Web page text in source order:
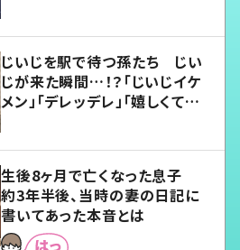
じいじを駅で待つ孫たち じい
じが来た瞬間…！？「じいじイケ
メン」「デレッデレ」「嬉しくて可
生後8ヶ月で亡くなった息子
約3年半後、当時の妻の日記に
書いてあった本音とは